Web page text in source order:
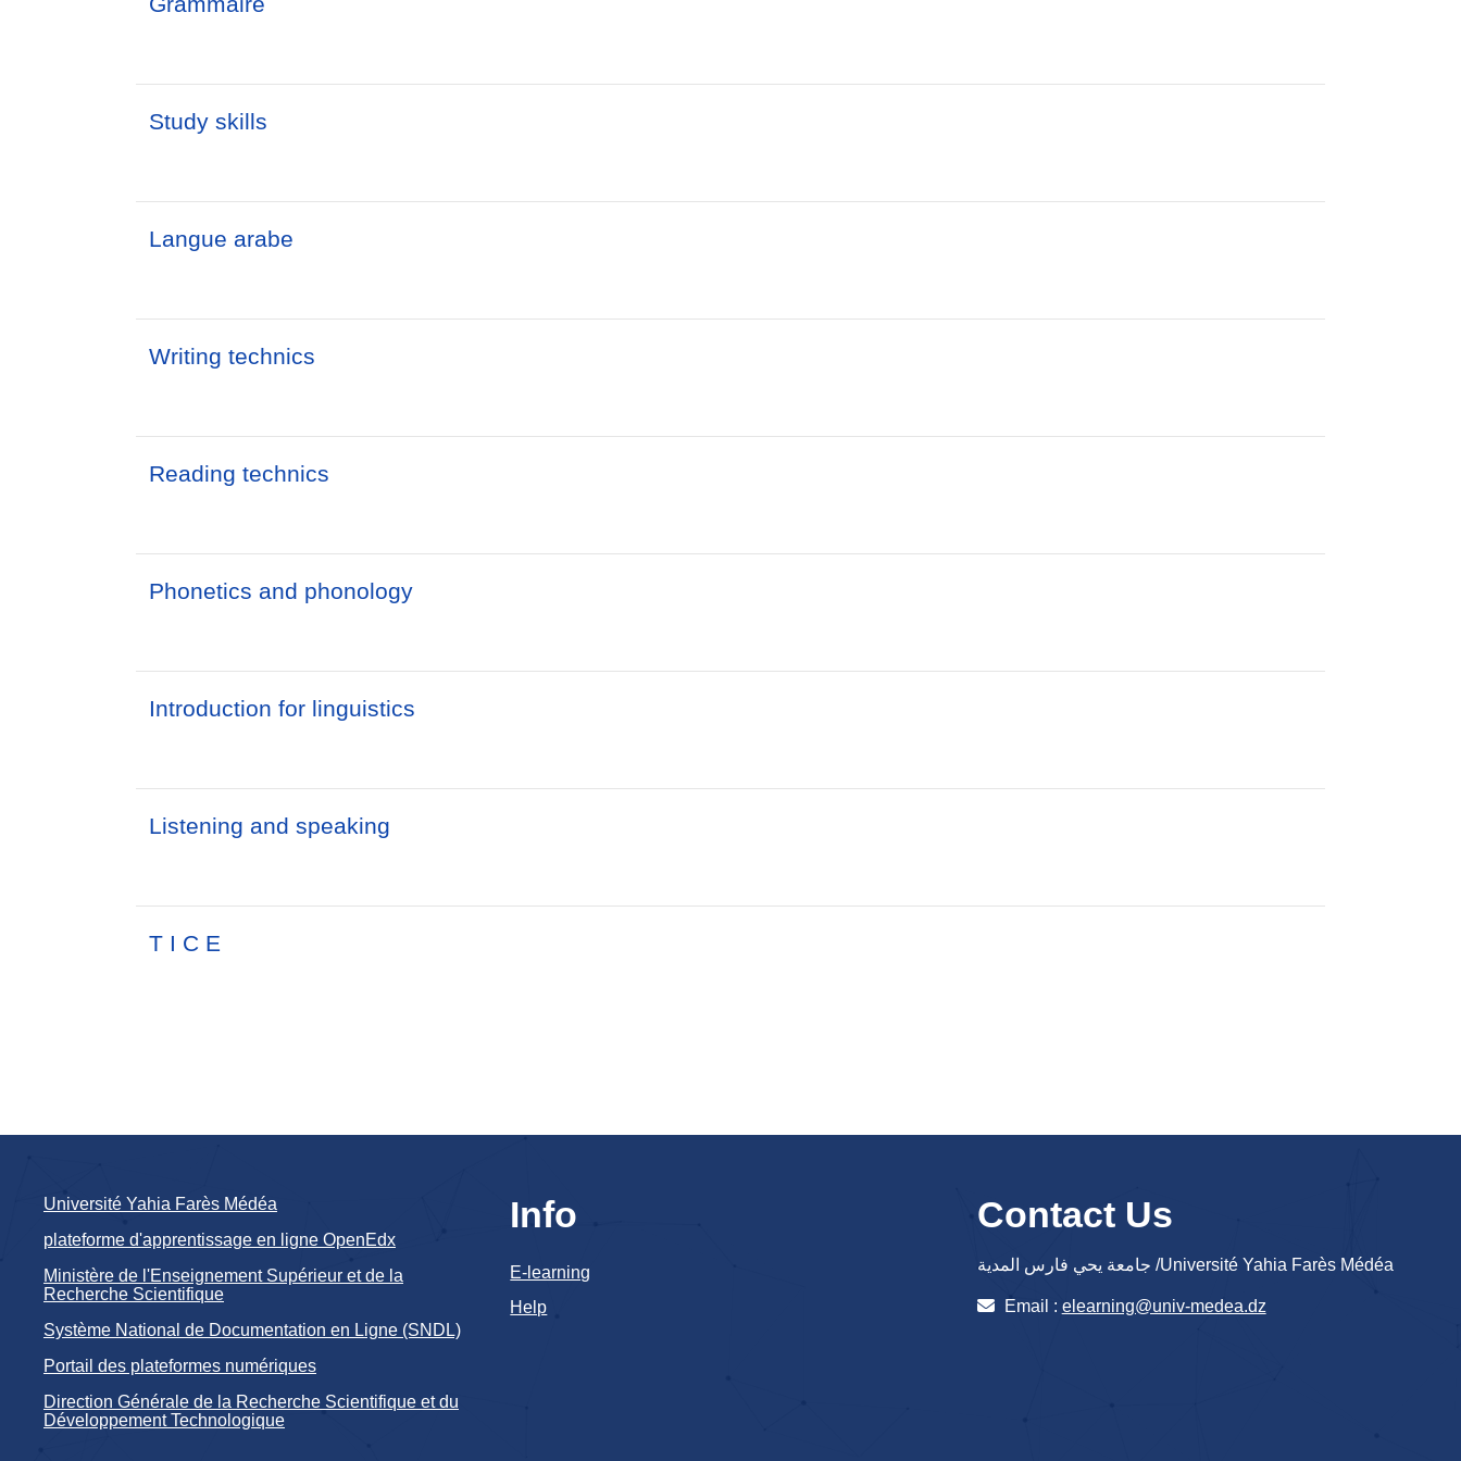
Study skills
Langue arabe
Writing technics
Reading technics
Phonetics and phonology
Introduction for linguistics
Listening and speaking
T I C E
Université Yahia Farès Médéa
plateforme d'apprentissage en ligne OpenEdx
Ministère de l'Enseignement Supérieur et de la
Recherche Scientifique
Système National de Documentation en Ligne (SNDL)
Portail des plateformes numériques
Direction Générale de la Recherche Scientifique et du
Développement Technologique
Info
E-learning
Help
Contact Us
جامعة يحي فارس المدية /Université Yahia Farès Médéa
Email : elearning@univ-medea.dz